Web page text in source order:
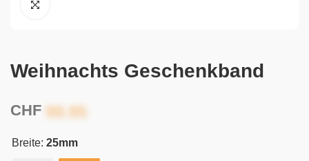
Weihnachts Geschenkband
CHF
Breite: 25mm